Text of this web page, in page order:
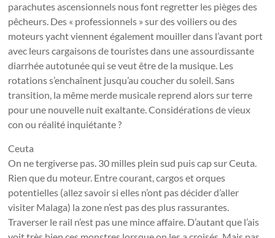
parachutes ascensionnels nous font regretter les pièges des
pêcheurs. Des « professionnels » sur des voiliers ou des
moteurs yacht viennent également mouiller dans l’avant port
avec leurs cargaisons de touristes dans une assourdissante
diarrhée autotunée qui se veut être de la musique. Les
rotations s’enchaînent jusqu’au coucher du soleil. Sans
transition, la même merde musicale reprend alors sur terre
pour une nouvelle nuit exaltante. Considérations de vieux
con ou réalité inquiétante ?
Ceuta
On ne tergiverse pas. 30 milles plein sud puis cap sur Ceuta.
Rien que du moteur. Entre courant, cargos et orques
potentielles (allez savoir si elles n’ont pas décider d’aller
visiter Malaga) la zone n’est pas des plus rassurantes.
Traverser le rail n’est pas une mince affaire. D’autant que l’ais